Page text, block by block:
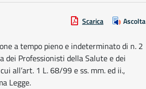
Scarica Ascolta
a tempo pieno e indeterminato di n. 2
dei Professionisti della Salute e dei
all’art. 1 L. 68/99 e ss. mm. ed ii.,
Legge.